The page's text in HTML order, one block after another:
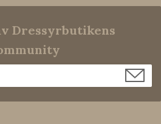
Dressyrbutikens